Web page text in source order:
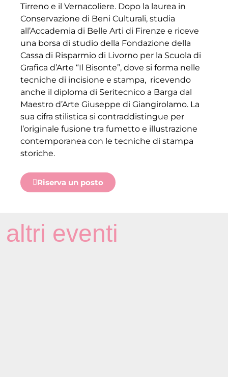
Tirreno e il Vernacoliere. Dopo la laurea in
Conservazione di Beni Culturali, studia
all’Accademia di Belle Arti di Firenze e riceve
una borsa di studio della Fondazione della
Cassa di Risparmio di Livorno per la Scuola di
Grafica d’Arte “Il Bisonte”, dove si forma nelle
tecniche di incisione e stampa, ricevendo
anche il diploma di Seritecnico a Barga dal
Maestro d’Arte Giuseppe di Giangirolamo. La
sua cifra stilistica si contraddistingue per
l’originale fusione tra fumetto e illustrazione
contemporanea con le tecniche di stampa
storiche.
Riserva un posto
altri eventi